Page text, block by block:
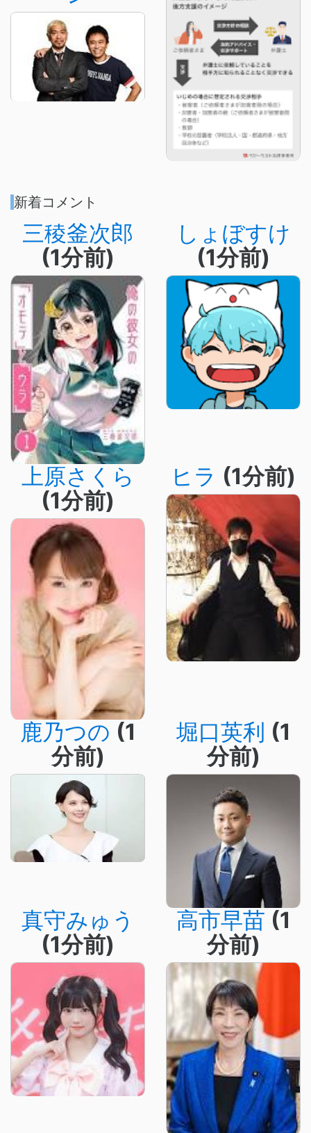
新着コメント
三稜釜次郎
(1分前)
しょぼすけ
(1分前)
上原さくら
(1分前)
ヒラ (1分前)
鹿乃つの (1
分前)
堀口英利 (1
分前)
真守みゅう
(1分前)
高市早苗 (1
分前)